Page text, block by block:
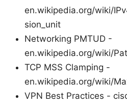
en.wikipedia.org/wiki/
sion_unit
Networking PMTUD -
en.wikipedia.org/wiki/
TCP MSS Clamping -
en.wikipedia.org/wiki/
VPN Best Practices -